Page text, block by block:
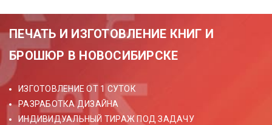
ПЕЧАТЬ И ИЗГОТОВЛЕНИЕ КНИГ И
БРОШЮР В НОВОСИБИРСКЕ
ИЗГОТОВЛЕНИЕ ОТ 1 СУТОК
РАЗРАБОТКА ДИЗАЙНА
ИНДИВИДУАЛЬНЫЙ ТИРАЖ ПОД ЗАДАЧУ